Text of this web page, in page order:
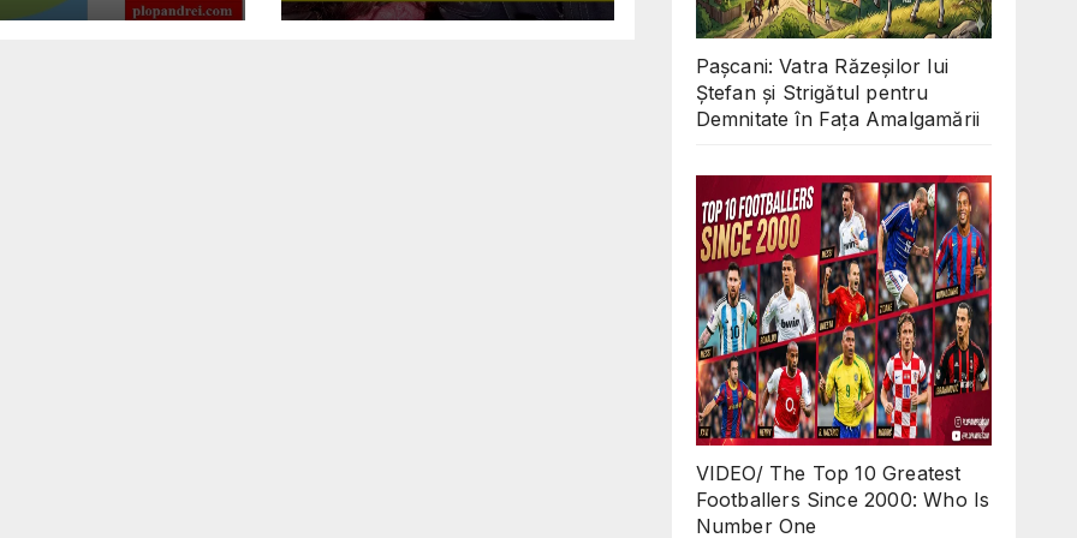
Civil
pass a polygraph in
Pașcani: Vatra Răzeșilor lui
Ștefan și Strigătul pentru
Demnitate în Fața Amalgamării
VIDEO/ The Top 10 Greatest
Footballers Since 2000: Who Is
Number One